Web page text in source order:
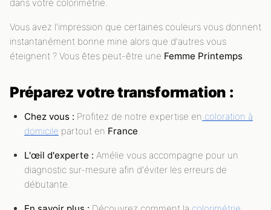
dans votre colorimétrie.
Vous avez l'impression que certaines couleurs vous donnent
instantanément bonne mine alors que d'autres vous
éteignent ? Vous êtes peut-être une Femme Printemps.
Préparez votre transformation :
Chez vous : Profitez de notre expertise en coloration à
domicile partout en France.
L'œil d'experte : Amélie vous accompagne pour un
diagnostic sur-mesure afin d'éviter les erreurs de
débutante.